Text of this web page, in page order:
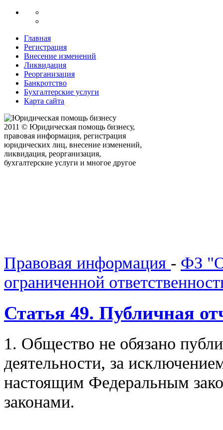
Главная
Регистрация
Внесение изменений
Ликвидация
Реорганизация
Банкротство
Бухгалтерские услуги
Карта сайта
Правовая информация - ФЗ
ограниченной
Статья 49. Публичная
1. Общество не обязано
деятельности, за
настоящим Федеральным
законами.
2011 © Юридическая помощь бизнесу,
правовая информация, регистрация
юридических лиц, внесение изменений,
ликвидация, реорганизация,
бухгалтерские услуги и многое другое